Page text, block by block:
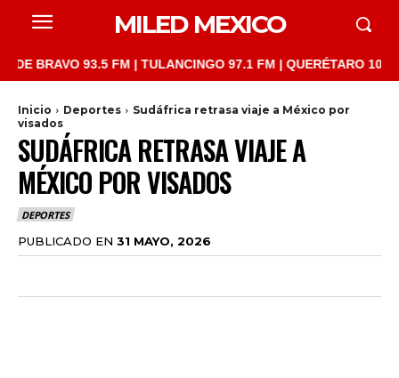
MILED MEXICO
93.5 FM | TULANCINGO 97.1 FM | QUERÉTARO 103.1
Inicio Deportes
Sudáfrica retrasa viaje a México por
visados
SUDÁFRICA RETRASA VIAJE A
MÉXICO POR VISADOS
DEPORTES
PUBLICADO EN 31 MAYO, 2026